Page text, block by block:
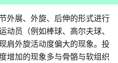
外展、外旋、后伸的形式进行
员（例如棒球、高尔夫球、
肩外旋活动度偏大的现象。投
增加的现象多与骨骼与软组织